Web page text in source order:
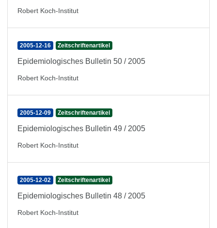
Robert Koch-Institut
2005-12-16 Zeitschriftenartikel
Epidemiologisches Bulletin 50 / 2005
Robert Koch-Institut
2005-12-09 Zeitschriftenartikel
Epidemiologisches Bulletin 49 / 2005
Robert Koch-Institut
2005-12-02 Zeitschriftenartikel
Epidemiologisches Bulletin 48 / 2005
Robert Koch-Institut